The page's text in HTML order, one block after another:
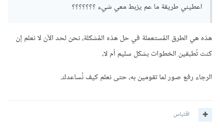
اعطيني طريقة ما عم يزبط معي شيء ؟؟؟؟؟؟؟
هذه هي الطرق المُستعملة في حل هذه المُشكلة، نحن لحد الآن لا نعلم إن
كنت تُطبقين الخطوات بشكل سليم أم لا،
الرجاء رفع صور لما تقومين به، حتى نعلم كيف نُساعدك.
اقتباس